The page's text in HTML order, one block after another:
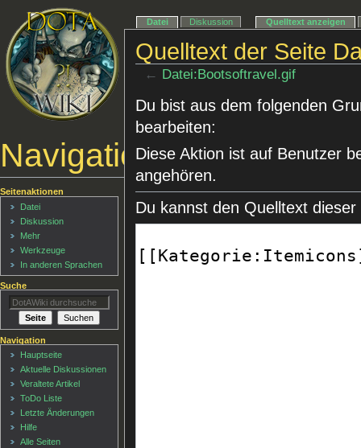
Quelltext der Seite
← Datei:Bootsoftravel.gif
Du bist aus dem folgenden
bearbeiten:
Diese Aktion ist auf Benutzer
angehören.
Du kannst den Quelltext
Navigationsmenü
Datei Diskussion Quelltext anzeigen
Seitenaktionen
Datei
Diskussion
Mehr
Werkzeuge
In anderen Sprachen
Suche
Navigation
Hauptseite
Aktuelle Diskussionen
Veraltete Artikel
ToDo Liste
Letzte Änderungen
Hilfe
Alle Seiten